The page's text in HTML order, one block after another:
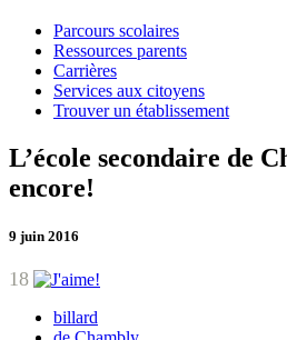
Parcours scolaires
Ressources parents
Carrières
Services aux citoyens
Trouver un établissement
L’école secondaire de
encore!
9 juin 2016
18
billard